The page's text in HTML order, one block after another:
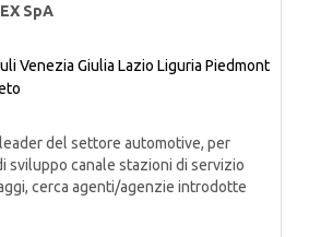
SpA
Venezia Giulia Lazio Liguria Piedmont
leader del settore automotive, per
sviluppo canale stazioni di servizio
cerca agenti/agenzie introdotte